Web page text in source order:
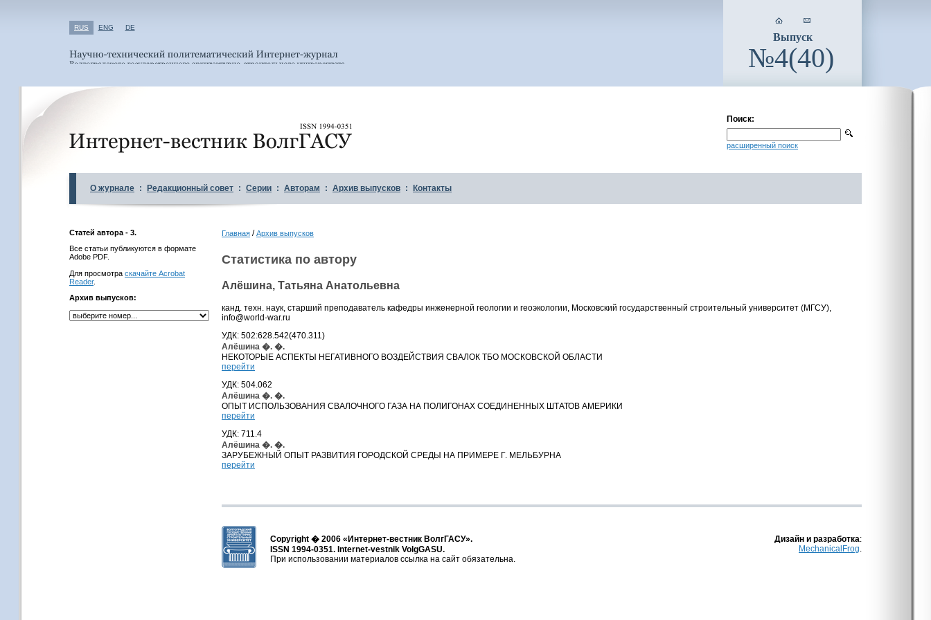
RUS ENG DE
Выпуск
№4(40)
Поиск:
расширенный поиск
О журнале : Редакционный совет : Серии : Авторам : Архив выпусков : Контакты
Статей автора - 3.
Все статьи публикуются в формате
Adobe PDF.
Для просмотра скачайте Acrobat
Reader.
Архив выпусков:
Главная /Архив выпусков
Статистика по автору
Алёшина, Татьяна Анатольевна
канд. техн. наук, старший преподаватель кафедры инженерной геологии и геоэкологии, Московский государственный строительный университет (МГСУ),
info@world-war.ru
УДК: 502:628.542(470.311)
Алёшина �. �.
НЕКОТОРЫЕ АСПЕКТЫ НЕГАТИВНОГО ВОЗДЕЙСТВИЯ СВАЛОК ТБО МОСКОВСКОЙ ОБЛАСТИ
перейти
УДК: 504.062
Алёшина �. �.
ОПЫТ ИСПОЛЬЗОВАНИЯ СВАЛОЧНОГО ГАЗА НА ПОЛИГОНАХ СОЕДИНЕННЫХ ШТАТОВ АМЕРИКИ
перейти
УДК: 711.4
Алёшина �. �.
ЗАРУБЕЖНЫЙ ОПЫТ РАЗВИТИЯ ГОРОДСКОЙ СРЕДЫ НА ПРИМЕРЕ Г. МЕЛЬБУРНА
перейти
Copyright � 2006 «Интернет-вестник ВолгГАСУ».
ISSN 1994-0351. Internet-vestnik VolgGASU.
При использовании материалов ссылка на сайт обязательна.
Дизайн и разработка:
MechanicalFrog.